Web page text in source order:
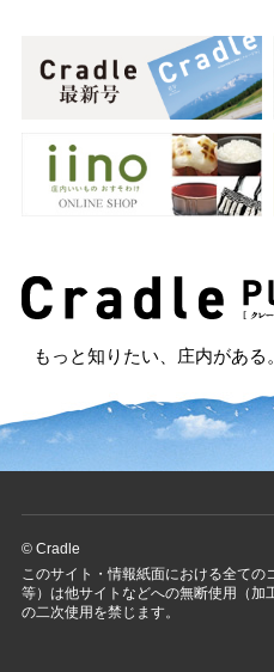
もっと知りたい、庄内がある。
© Cradle
このサイト・情報紙面における全て
等）は他サイトなどへの無断使用（加
の二次使用を禁じます。